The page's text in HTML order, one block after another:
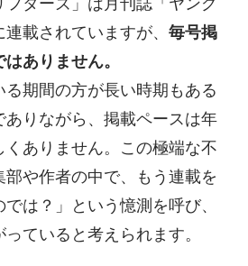
ターズ」は月刊誌「ヤング
載されていますが、 毎号掲
ありません。
期間の方が長い時期もある
ありながら、掲載ペースは年
ありません。この極端な不
や作者の中で、もう連載を
は？」という憶測を呼び、
ていると考えられます。